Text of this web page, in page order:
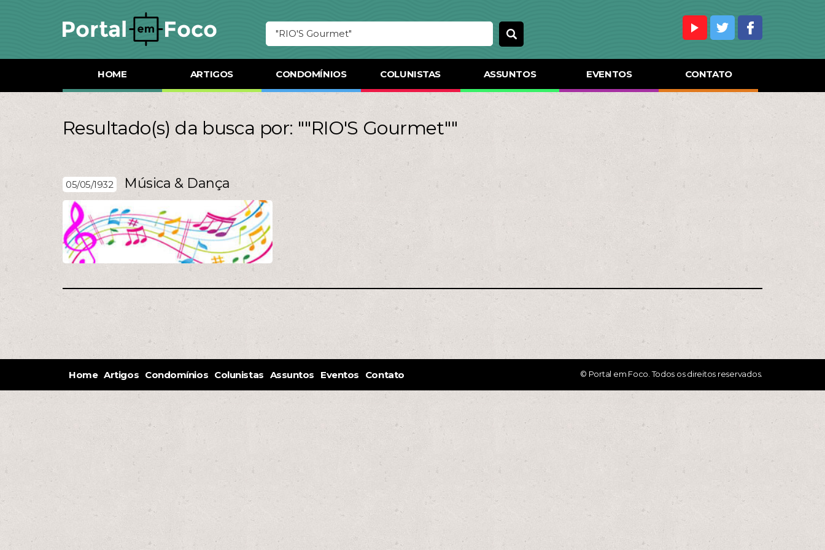
HOME ARTIGOS CONDOMÍNIOS COLUNISTAS ASSUNTOS EVENTOS CONTATO
Resultado(s) da busca por: ""RIO'S Gourmet""
05/05/1932 Música & Dança
Home Artigos Condomínios Colunistas Assuntos Eventos Contato © Portal em Foco. Todos os direitos reservados.